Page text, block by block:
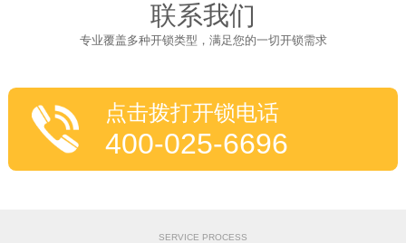
联系我们
专业覆盖多种开锁类型，满足您的一切开锁需求
点击拨打开锁电话
400-025-6696
SERVICE PROCESS